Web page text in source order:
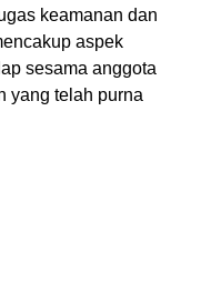
keamanan dan
aspek
sesama anggota
yang telah purna